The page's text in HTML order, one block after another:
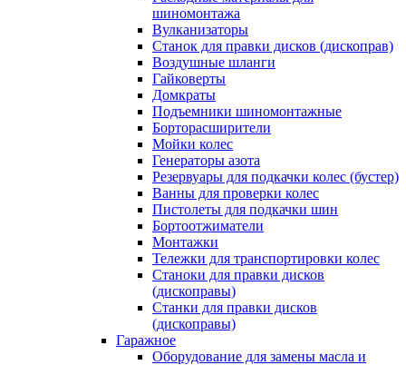
шиномонтажа
Вулканизаторы
Станок для правки дисков (дископрав)
Воздушные шланги
Гайковерты
Домкраты
Подъемники шиномонтажные
Борторасширители
Мойки колес
Генераторы азота
Резервуары для подкачки колес (бустер)
Ванны для проверки колес
Пистолеты для подкачки шин
Бортоотжиматели
Монтажки
Тележки для транспортировки колес
Станоки для правки дисков
(дископравы)
Станки для правки дисков
(дископравы)
Гаражное
Оборудование для замены масла и